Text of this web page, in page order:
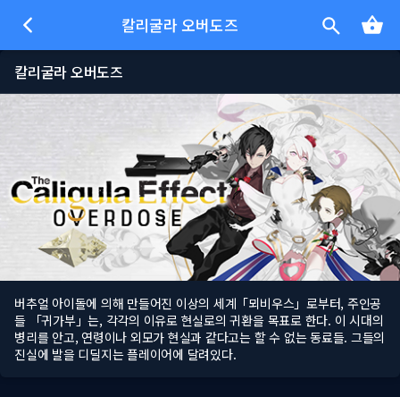
칼리굴라 오버도즈
칼리굴라 오버도즈
버추얼 아이돌에 의해 만들어진 이상의 세계「뫼비우스」로부터, 주인공
들 「귀가부」는, 각각의 이유로 현실로의 귀환을 목표로 한다. 이 시대의
병리를 안고, 연령이나 외모가 현실과 같다고는 할 수 없는 동료들. 그들의
진실에 발을 디딜지는 플레이어에 달려있다.